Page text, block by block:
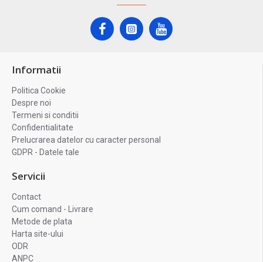
Informatii
Politica Cookie
Despre noi
Termeni si conditii
Confidentialitate
Prelucrarea datelor cu caracter personal
GDPR - Datele tale
Servicii
Contact
Cum comand - Livrare
Metode de plata
Harta site-ului
ODR
ANPC